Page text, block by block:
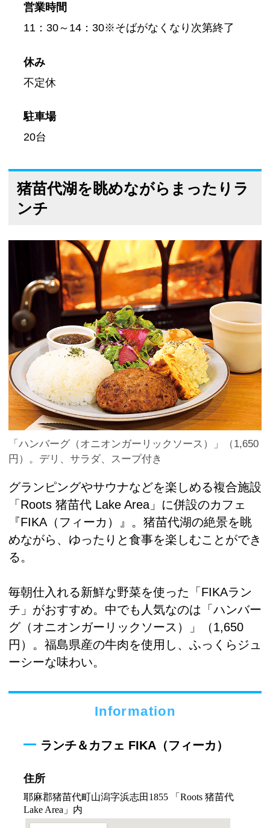
営業時間
11：30～14：30※そばがなくなり次第終了
休み
不定休
駐車場
20台
猪苗代湖を眺めながらまったりラ
ンチ
「ハンバーグ（オニオンガーリックソース）」（1,650
円）。デリ、サラダ、スープ付き
グランピングやサウナなどを楽しめる複合施設
「Roots 猪苗代 Lake Area」に併設のカフェ
『FIKA（フィーカ）』。猪苗代湖の絶景を眺
めながら、ゆったりと食事を楽しむことができ
る。
毎朝仕入れる新鮮な野菜を使った「FIKAラン
チ」がおすすめ。中でも人気なのは「ハンバー
グ（オニオンガーリックソース）」（1,650
円）。福島県産の牛肉を使用し、ふっくらジュ
ーシーな味わい。
Information
ランチ＆カフェ FIKA（フィーカ）
住所